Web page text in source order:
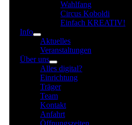
Wahlfang
Circus Koboldi
Einfach KREATIV!
Info
Aktuelles
Veranstaltungen
Über uns
Alles digital?
Einrichtung
Träger
Team
Kontakt
Anfahrt
Öffnungszeiten